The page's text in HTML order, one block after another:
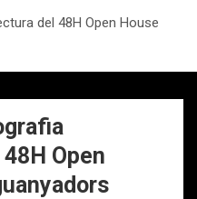
del 48H Open House
Open